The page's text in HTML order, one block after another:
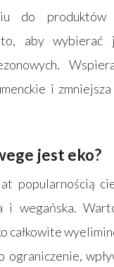
do produktów
aby wybierać
i
jest eko?
popularnością
i wegańska.
całkowite
ograniczenie,